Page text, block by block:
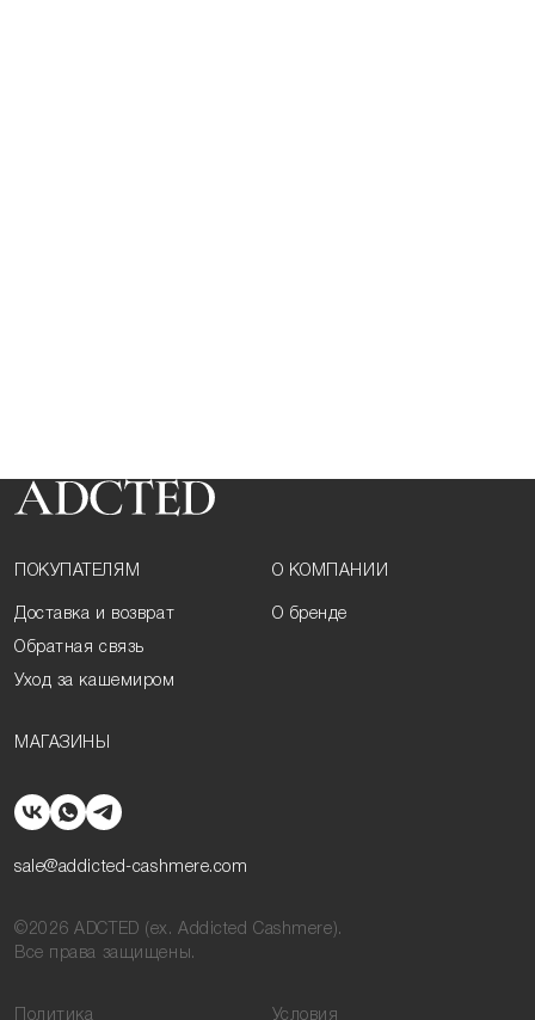
ПОКУПАТЕЛЯМ
Доставка и возврат
Обратная связь
Уход за кашемиром
О КОМПАНИИ
О бренде
МАГАЗИНЫ
sale@addicted-cashmere.com
©2026 ADCTED (ex. Addicted Cashmere).
Все права защищены.
Политика Условия